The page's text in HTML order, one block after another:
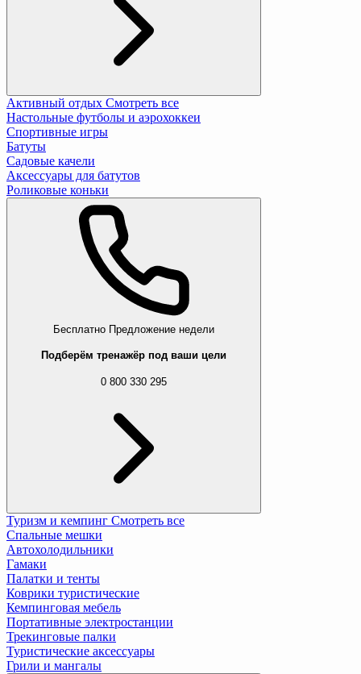
Активный отдых Смотреть все
Настольные футболы и аэрохоккеи
Спортивные игры
Батуты
Садовые качели
Аксессуары для батутов
Роликовые коньки
Бесплатно Предложение недели
Подберём тренажёр под ваши цели
0 800 330 295
Туризм и кемпинг Смотреть все
Спальные мешки
Автохолодильники
Гамаки
Палатки и тенты
Коврики туристические
Кемпинговая мебель
Портативные электростанции
Трекинговые палки
Туристические аксессуары
Грили и мангалы